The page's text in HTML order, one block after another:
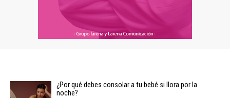
¿Por qué debes consolar a tu bebé si llora por la
noche?